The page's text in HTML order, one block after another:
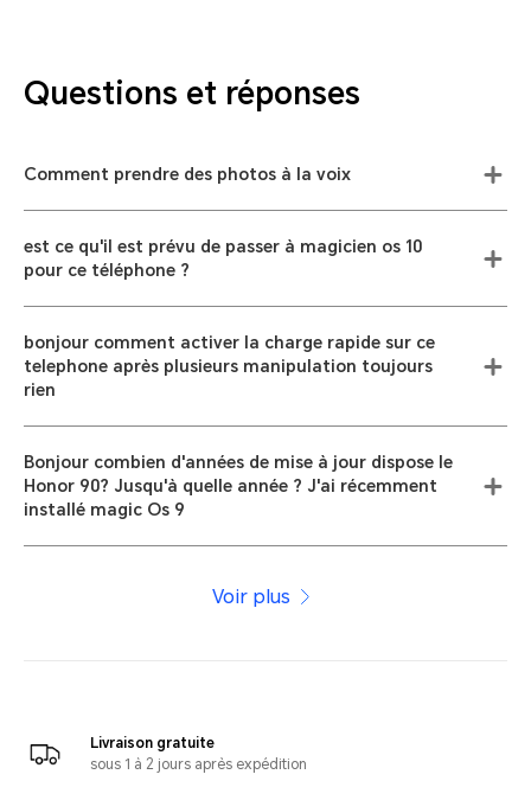
Questions et réponses
Comment prendre des photos à la voix
est ce qu'il est prévu de passer à magicien os 10
pour ce téléphone ?
bonjour comment activer la charge rapide sur ce
telephone après plusieurs manipulation toujours
rien
Bonjour combien d'années de mise à jour dispose le
Honor 90? Jusqu'à quelle année ? J'ai récemment
installé magic Os 9
Voir plus
Livraison gratuite
sous 1 à 2 jours après expédition